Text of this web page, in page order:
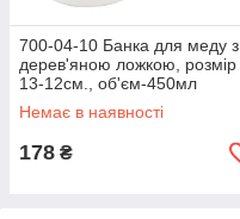
700-04-10 Банка для меду з
дерев'яною ложкою, розмір
13-12см., об'єм-450мл
"Гурман"
Немає в наявності
178 ₴